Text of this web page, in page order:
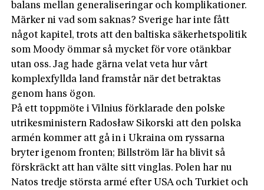
balans mellan generaliseringar och komplikationer.
Märker ni vad som saknas? Sverige har inte fått
något kapitel, trots att den baltiska säkerhetspolitik
som Moody ömmar så mycket för vore otänkbar
utan oss. Jag hade gärna velat veta hur vårt
komplexfyllda land framstår när det betraktas
genom hans ögon.
På ett toppmöte i Vilnius förklarade den polske
utrikesministern Radosław Sikorski att den polska
armén kommer att gå in i Ukraina om ryssarna
bryter igenom fronten; Billström lär ha blivit så
förskräckt att han välte sitt vinglas. Polen har nu
Natos tredje största armé efter USA och Turkiet och